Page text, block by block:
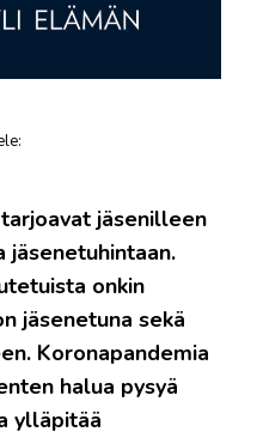
:
jäsenilleen
jäsenetuhintaan.
onkin
jäsenetuna sekä
Koronapandemia
halua pysyä
ylläpitää